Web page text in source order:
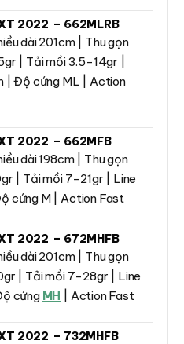
2022 – 662MLRB
dài 201cm | Thu gọn
| Tải mồi 3.5-14gr |
| Độ cứng ML | Action
2022 – 662MFB
dài 198cm | Thu gọn
| Tải mồi 7-21gr | Line
cứng M | Action Fast
2022 – 672MHFB
dài 201cm | Thu gọn
| Tải mồi 7-28gr | Line
cứng MH | Action Fast
2022 – 732MHFB